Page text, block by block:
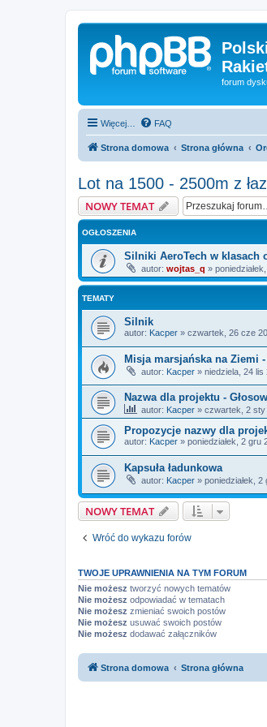
forum
Więcej… FAQ
Strona domowa Strona główna
Lot na 1500 - 2500m z
NOWY TEMAT
OGŁOSZENIA
Silniki AeroTech w klasach
autor: wojtas_q »
TEMATY
Silnik
autor: Kacper » czwartek, 26 cze
Misja marsjańska na Ziemi
autor: Kacper » niedziela, 24 lis
Nazwa dla projektu -
autor: Kacper » czwartek, 2 sty
Propozycje nazwy dla
autor: Kacper » poniedziałek, 2 gru
Kapsuła ładunkowa
autor: Kacper » poniedziałek,
NOWY TEMAT
Wróć do wykazu forów
TWOJE UPRAWNIENIA NA TYM FORUM
Nie możesz tworzyć nowych tematów
Nie możesz odpowiadać w tematach
Nie możesz zmieniać swoich postów
Nie możesz usuwać swoich postów
Nie możesz dodawać załączników
Strona domowa Strona główna